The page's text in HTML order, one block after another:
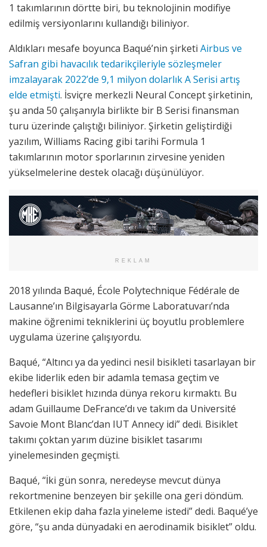
1 takımlarının dörtte biri, bu teknolojinin modifiye
edilmiş versiyonlarını kullandığı biliniyor.
Aldıkları mesafe boyunca Baqué’nin şirketi Airbus ve
Safran gibi havacılık tedarikçileriyle sözleşmeler
imzalayarak 2022’de 9,1 milyon dolarlık A Serisi artış
elde etmişti. İsviçre merkezli Neural Concept şirketinin,
şu anda 50 çalışanıyla birlikte bir B Serisi finansman
turu üzerinde çalıştığı biliniyor. Şirketin geliştirdiği
yazılım, Williams Racing gibi tarihi Formula 1
takımlarının motor sporlarının zirvesine yeniden
yükselmelerine destek olacağı düşünülüyor.
REKLAM
2018 yılında Baqué, École Polytechnique Fédérale de
Lausanne’ın Bilgisayarla Görme Laboratuvarı’nda
makine öğrenimi tekniklerini üç boyutlu problemlere
uygulama üzerine çalışıyordu.
Baqué, “Altıncı ya da yedinci nesil bisikleti tasarlayan bir
ekibe liderlik eden bir adamla temasa geçtim ve
hedefleri bisiklet hızında dünya rekoru kırmaktı. Bu
adam Guillaume DeFrance’dı ve takım da Université
Savoie Mont Blanc’dan IUT Annecy idi” dedi. Bisiklet
takımı çoktan yarım düzine bisiklet tasarımı
yinelemesinden geçmişti.
Baqué, “İki gün sonra, neredeyse mevcut dünya
rekortmenine benzeyen bir şekille ona geri döndüm.
Etkilenen ekip daha fazla yineleme istedi” dedi. Baqué’ye
göre, “şu anda dünyadaki en aerodinamik bisiklet” oldu.